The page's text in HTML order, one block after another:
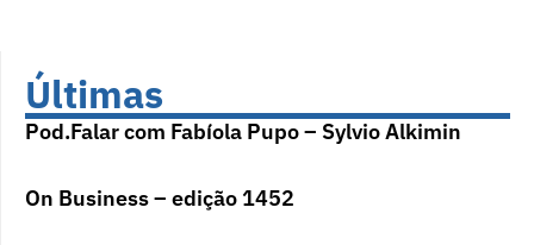
Últimas
Pod.Falar com Fabíola Pupo – Sylvio Alkimin
On Business – edição 1452